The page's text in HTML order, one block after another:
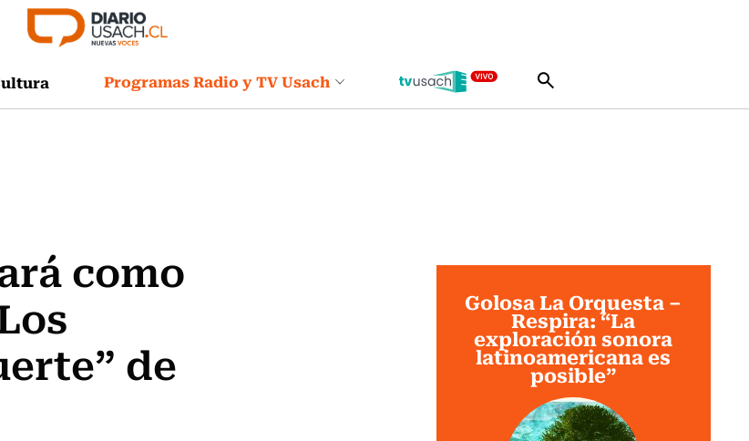
Programas Radio y TV Usach
como
de
Golosa La Orquesta –
Respira: “La
exploración sonora
latinoamericana es
posible”